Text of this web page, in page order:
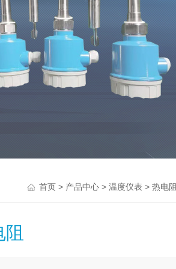
首页> 产品中心> 温度仪表 > 热电阻